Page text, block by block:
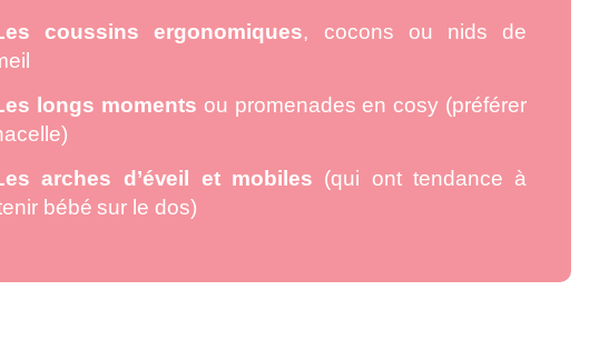
coussins ergonomiques, cocons ou nids de
longs moments ou promenades en cosy (préférer
arches d’éveil et mobiles (qui ont tendance à
bébé sur le dos)